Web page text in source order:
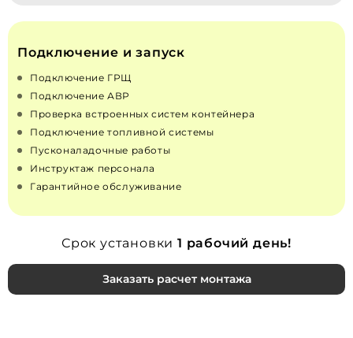
Подключение и запуск
Подключение ГРЩ
Подключение АВР
Проверка встроенных систем контейнера
Подключение топливной системы
Пусконаладочные работы
Инструктаж персонала
Гарантийное обслуживание
Срок установки 1 рабочий день!
Заказать расчет монтажа